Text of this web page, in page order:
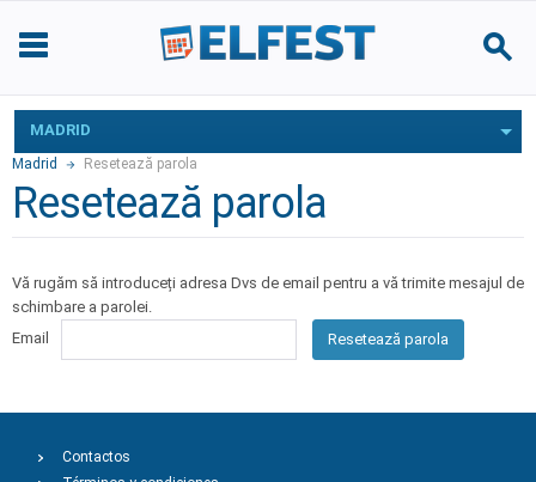
MADRID
Madrid Resetează parola
Resetează parola
Vă rugăm să introduceți adresa Dvs de email pentru a vă trimite mesajul de
schimbare a parolei.
Email
Resetează parola
Contactos